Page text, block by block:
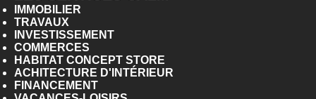
IMMOBILIER
TRAVAUX
INVESTISSEMENT
COMMERCES
HABITAT CONCEPT STORE
ACHITECTURE D'INTÉRIEUR
FINANCEMENT